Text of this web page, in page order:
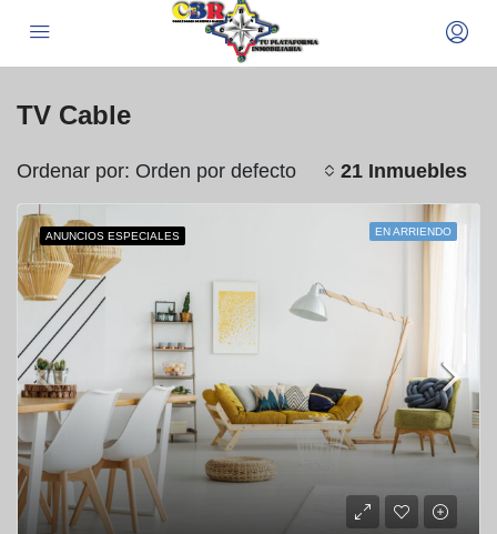
TV Cable
21 Inmuebles
Ordenar por: Orden por defecto
ANUNCIOS ESPECIALES EN ARRIENDO